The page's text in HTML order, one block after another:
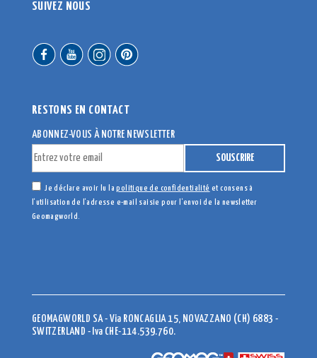
SUIVEZ NOUS
RESTONS EN CONTACT
ABONNEZ-VOUS À NOTRE NEWSLETTER
Je déclare avoir lu lapolitique de confidentialité et consens à
l'utilisation de l'adresse e-mail saisie pour l'envoi de la newsletter
Geomagworld.
GEOMAGWORLD SA - Via RONCAGLIA 15, NOVAZZANO (CH) 6883 -
SWITZERLAND - Iva CHE-114.539.760.